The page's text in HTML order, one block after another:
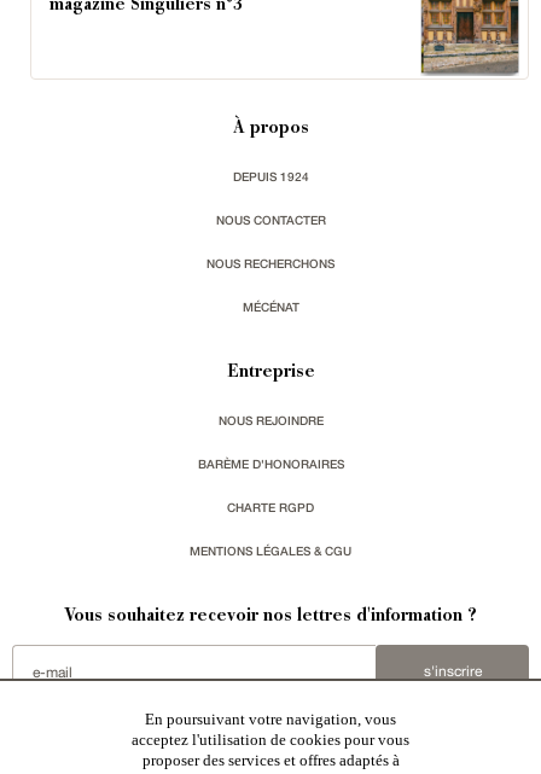
magazine Singuliers n°3
À propos
DEPUIS 1924
NOUS CONTACTER
NOUS RECHERCHONS
MÉCÉNAT
Entreprise
NOUS REJOINDRE
BARÈME D'HONORAIRES
CHARTE RGPD
MENTIONS LÉGALES & CGU
Vous souhaitez recevoir nos lettres d'information ?
s'inscrire
En poursuivant votre navigation, vous
acceptez l'utilisation de cookies pour vous
proposer des services et offres adaptés à